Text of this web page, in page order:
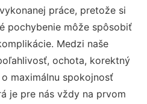
práce, pretože si
pochybenie môže spôsobiť
Medzi naše
ochota, korektný
maximálnu spokojnosť
je pre nás vždy na prvom